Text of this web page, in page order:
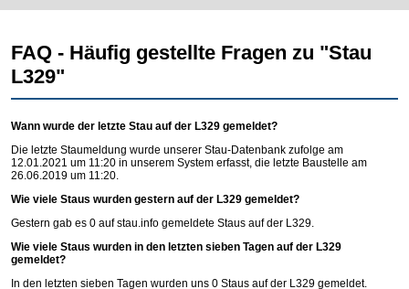
FAQ - Häufig gestellte Fragen zu "Stau
L329"
Wann wurde der letzte Stau auf der L329 gemeldet?
Die letzte Staumeldung wurde unserer Stau-Datenbank zufolge am
12.01.2021 um 11:20 in unserem System erfasst, die letzte Baustelle am
26.06.2019 um 11:20.
Wie viele Staus wurden gestern auf der L329 gemeldet?
Gestern gab es 0 aufstau.info gemeldete Staus auf der L329.
Wie viele Staus wurden in den letzten sieben Tagen auf der L329
gemeldet?
In den letzten sieben Tagen wurden uns 0 Staus auf der L329 gemeldet.